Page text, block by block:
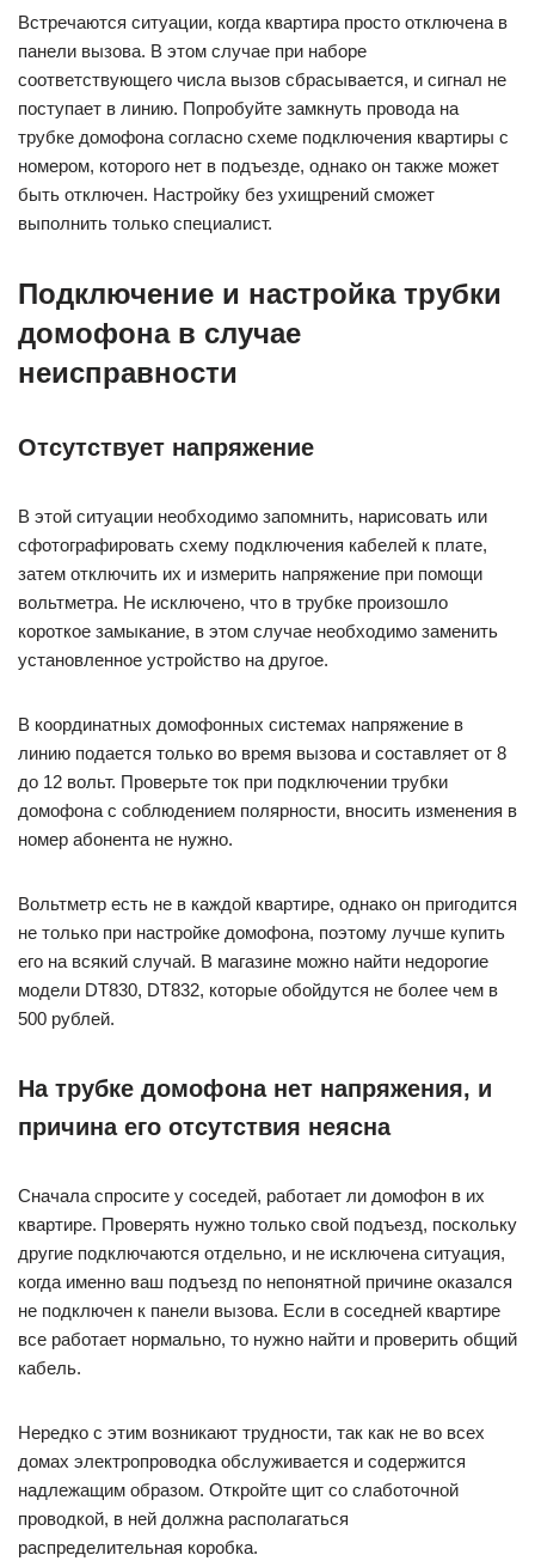
Встречаются ситуации, когда квартира просто отключена в
панели вызова. В этом случае при наборе
соответствующего числа вызов сбрасывается, и сигнал не
поступает в линию. Попробуйте замкнуть провода на
трубке домофона согласно схеме подключения квартиры с
номером, которого нет в подъезде, однако он также может
быть отключен. Настройку без ухищрений сможет
выполнить только специалист.
Подключение и настройка трубки
домофона в случае
неисправности
Отсутствует напряжение
В этой ситуации необходимо запомнить, нарисовать или
сфотографировать схему подключения кабелей к плате,
затем отключить их и измерить напряжение при помощи
вольтметра. Не исключено, что в трубке произошло
короткое замыкание, в этом случае необходимо заменить
установленное устройство на другое.
В координатных домофонных системах напряжение в
линию подается только во время вызова и составляет от 8
до 12 вольт. Проверьте ток при подключении трубки
домофона с соблюдением полярности, вносить изменения в
номер абонента не нужно.
Вольтметр есть не в каждой квартире, однако он пригодится
не только при настройке домофона, поэтому лучше купить
его на всякий случай. В магазине можно найти недорогие
модели DT830, DT832, которые обойдутся не более чем в
500 рублей.
На трубке домофона нет напряжения, и
причина его отсутствия неясна
Сначала спросите у соседей, работает ли домофон в их
квартире. Проверять нужно только свой подъезд, поскольку
другие подключаются отдельно, и не исключена ситуация,
когда именно ваш подъезд по непонятной причине оказался
не подключен к панели вызова. Если в соседней квартире
все работает нормально, то нужно найти и проверить общий
кабель.
Нередко с этим возникают трудности, так как не во всех
домах электропроводка обслуживается и содержится
надлежащим образом. Откройте щит со слаботочной
проводкой, в ней должна располагаться
распределительная коробка.